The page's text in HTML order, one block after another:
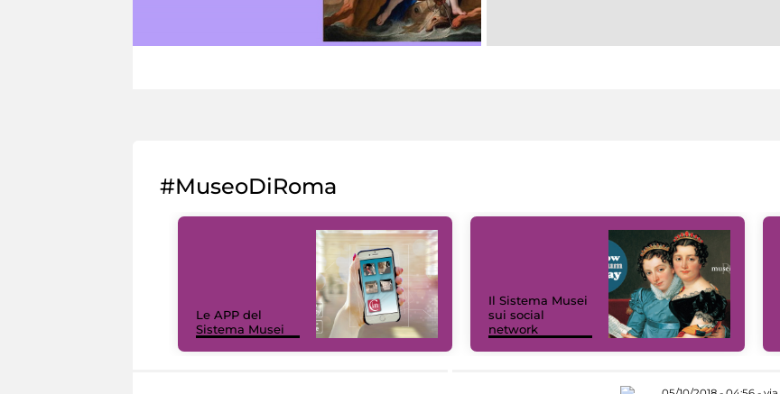
#MuseoDiRoma
Le APP del
Sistema Musei
Il Sistema Musei
sui social
network